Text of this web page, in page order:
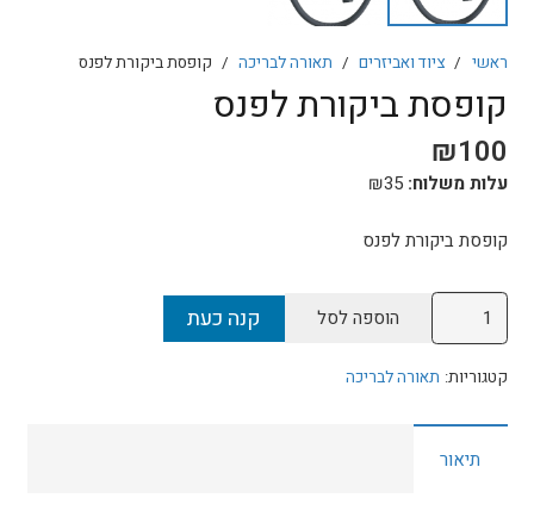
ראשי / ציוד ואביזרים / תאורה לבריכה / קופסת ביקורת לפנס
קופסת ביקורת לפנס
₪100
עלות משלוח: ₪35
קופסת ביקורת לפנס
כמות
של
קופסת
לפנס
הוספה לסל קנה כעת
קטגוריות: תאורה לבריכה
תיאור